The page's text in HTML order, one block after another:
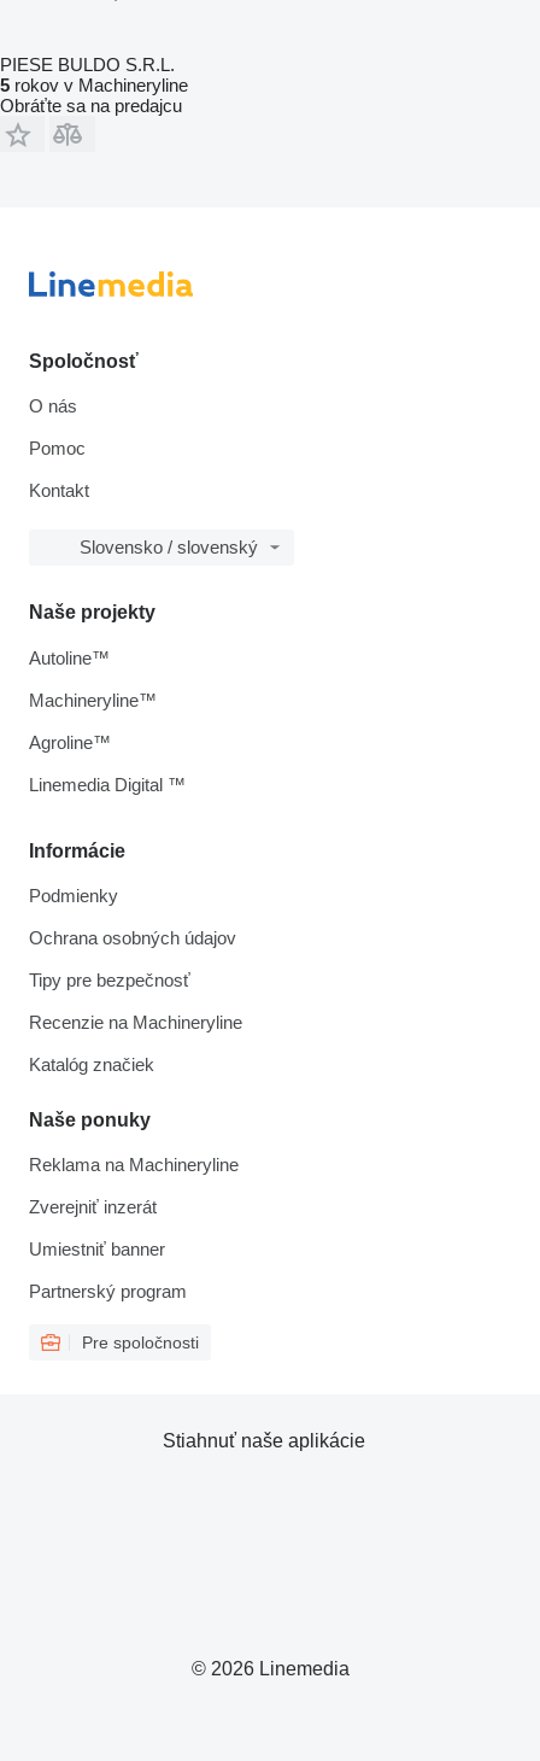
PIESE BULDO S.R.L.
5 rokov v Machineryline
Obráťte sa na predajcu
Spoločnosť
O nás
Pomoc
Kontakt
Slovensko / slovenský
Informácie
Podmienky
Ochrana osobných údajov
Tipy pre bezpečnosť
Recenzie na Machineryline
Katalóg značiek
Naše ponuky
Reklama na Machineryline
Zverejniť inzerát
Umiestniť banner
Partnerský program
Pre spoločnosti
Naše projekty
Autoline™
Machineryline™
Agroline™
Linemedia Digital ™
© 2026 Linemedia
Stiahnuť naše aplikácie